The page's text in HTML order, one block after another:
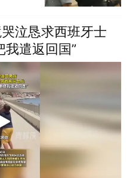
费
泣恳求西班牙士
我遣返回国”